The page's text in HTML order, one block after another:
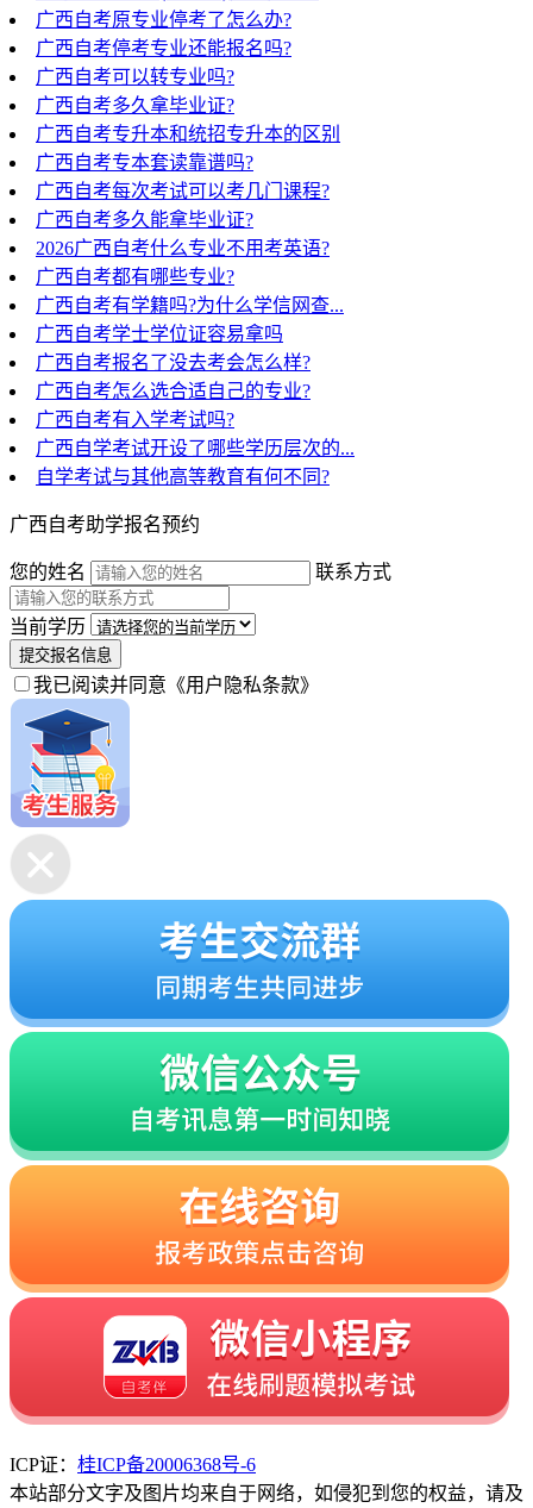
广西自考原专业停考了怎么办?
广西自考停考专业还能报名吗?
广西自考可以转专业吗?
广西自考多久拿毕业证?
广西自考专升本和统招专升本的区别
广西自考专本套读靠谱吗?
广西自考每次考试可以考几门课程?
广西自考多久能拿毕业证?
2026广西自考什么专业不用考英语?
广西自考都有哪些专业?
广西自考有学籍吗?为什么学信网查...
广西自考学士学位证容易拿吗
广西自考报名了没去考会怎么样?
广西自考怎么选合适自己的专业?
广西自考有入学考试吗?
广西自学考试开设了哪些学历层次的...
自学考试与其他高等教育有何不同?
广西自考助学报名预约
您的姓名 联系方式
当前学历
提交报名信息
我已阅读并同意 《用户隐私条款》
ICP证： 桂ICP备20006368号-6
本站部分文字及图片均来自于网络，如侵犯到您的权益，请及